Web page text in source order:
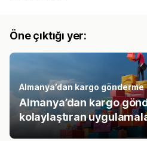
Öne çıktığı yer:
Almanya’dan kargo gönderme
Almanya’dan kargo
kolaylaştıran